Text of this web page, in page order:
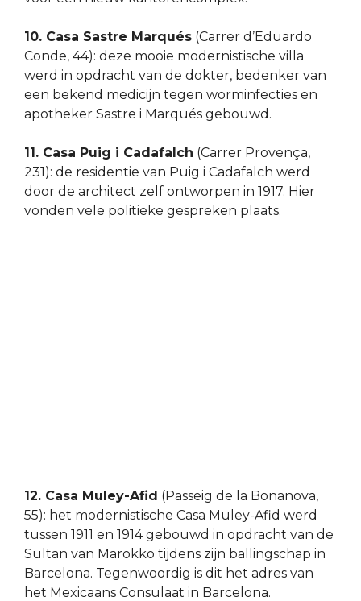
10. Casa Sastre Marqués (Carrer d’Eduardo
Conde, 44): deze mooie modernistische villa
werd in opdracht van de dokter, bedenker van
een bekend medicijn tegen worminfecties en
apotheker Sastre i Marqués gebouwd.
11. Casa Puig i Cadafalch (Carrer Provença,
231): de residentie van Puig i Cadafalch werd
door de architect zelf ontworpen in 1917. Hier
vonden vele politieke gespreken plaats.
12. Casa Muley-Afid (Passeig de la Bonanova,
55): het modernistische Casa Muley-Afid werd
tussen 1911 en 1914 gebouwd in opdracht van de
Sultan van Marokko tijdens zijn ballingschap in
Barcelona. Tegenwoordig is dit het adres van
het Mexicaans Consulaat in Barcelona.